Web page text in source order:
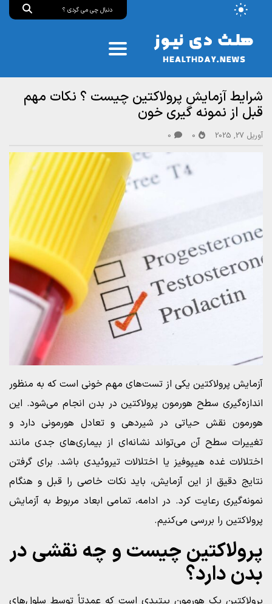
شرایط آزمایش پرولاکتین چیست ؟ نکات مهم
قبل از نمونه‌ گیری خون
آوریل 27, 2025 0
0
آزمایش پرولاکتین یکی از تست‌های مهم خونی است که به منظور
اندازه‌گیری سطح هورمون پرولاکتین در بدن انجام می‌شود. این
هورمون نقش حیاتی در شیردهی و تعادل هورمونی دارد و
تغییرات سطح آن می‌تواند نشانه‌ای از بیماری‌های جدی مانند
اختلالات غده هیپوفیز یا اختلالات تیروئیدی باشد. برای گرفتن
نتایج دقیق از این آزمایش، باید نکات خاصی را قبل و هنگام
نمونه‌گیری رعایت کرد. در ادامه، تمامی ابعاد مربوط به آزمایش
پرولاکتین را بررسی می‌کنیم.
پرولاکتین چیست و چه نقشی در
بدن دارد؟